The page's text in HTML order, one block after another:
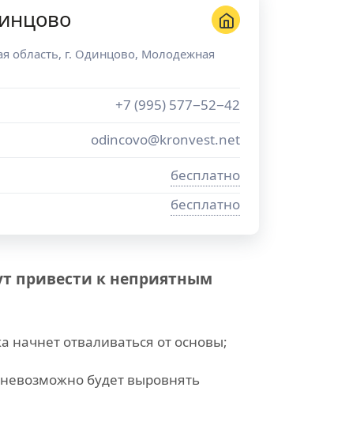
область, г. Одинцово, Молодежная
+7 (995) 577−52−42
odincovo@kronvest.net
бесплатно
бесплатно
привести к неприятным
отваливаться от основы;
будет выровнять